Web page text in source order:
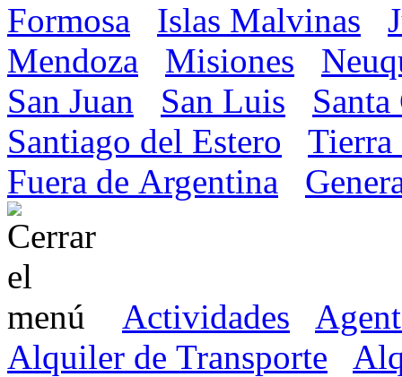
Formosa
Islas Malvinas
Mendoza
Misiones
San Juan
San Luis
Santiago del Estero
Tierra
Fuera de Argentina
Actividades
Alquiler de Transporte